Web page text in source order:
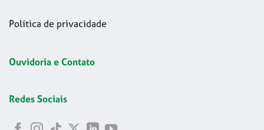
Política de privacidade
Ouvidoria e Contato
Redes Sociais